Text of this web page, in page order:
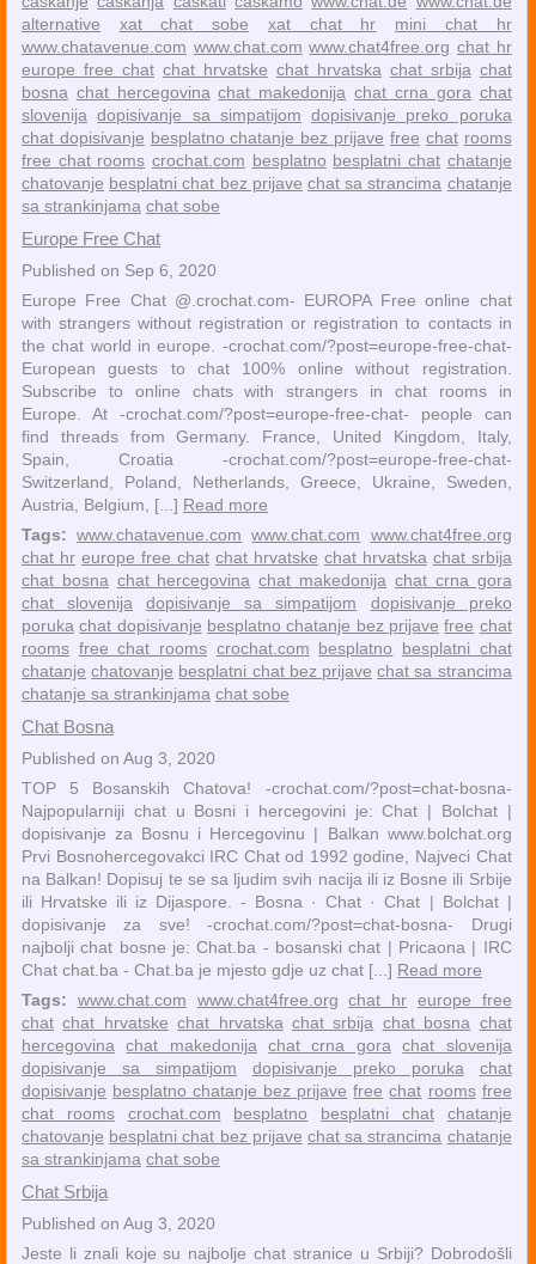
alternative
xat chat sobe xat chat hr
mini chat hr
www.chatavenue.com www.chat.com www.chat4free.org chat hr
europe free chat chat hrvatske chat hrvatska chat srbija chat
bosna chat hercegovina chat makedonija chat crna gora chat
slovenija dopisivanje sa simpatijom dopisivanje preko poruka
chat dopisivanje besplatno chatanje bez prijave free chat rooms
free chat rooms crochat.com besplatno besplatni chat chatanje
chatovanje besplatni chat bez prijave chat sa strancima chatanje
sa strankinjama chat sobe
Europe Free Chat
Published on Sep 6, 2020
Europe Free Chat @.crochat.com- EUROPA Free online chat
with strangers without registration or registration to contacts in
the chat world in europe. -crochat.com/?post=europe-free-chat-
European guests to chat 100% online without registration.
Subscribe to online chats with strangers in chat rooms in
Europe. At -crochat.com/?post=europe-free-chat- people can
find threads from Germany. France, United Kingdom, Italy,
Spain, Croatia -crochat.com/?post=europe-free-chat-
Switzerland, Poland, Netherlands, Greece, Ukraine, Sweden,
Austria, Belgium, [...] Read more
Tags: www.chatavenue.com www.chat.com
www.chat4free.org
chat hr europe free chat chat hrvatske chat hrvatska chat srbija
chat bosna chat hercegovina chat makedonija chat crna gora
chat slovenija
dopisivanje sa simpatijom
dopisivanje preko
poruka chat dopisivanje besplatno chatanje bez prijave free chat
rooms free chat rooms crochat.com besplatno
besplatni chat
chatanje chatovanje besplatni chat bez prijave chat sa strancima
chatanje sa strankinjama chat sobe
Chat Bosna
Published on Aug 3, 2020
TOP 5 Bosanskih Chatova! -crochat.com/?post=chat-bosna-
Najpopularniji chat u Bosni i hercegovini je: Chat | Bolchat |
dopisivanje za Bosnu i Hercegovinu | Balkan www.bolchat.org
Prvi Bosnohercegovakci IRC Chat od 1992 godine, Najveci Chat
na Balkan! Dopisuj te se sa ljudim svih nacija ili iz Bosne ili Srbije
ili Hrvatske ili iz Dijaspore. - Bosna · ‎Chat · ‎Chat | Bolchat |
dopisivanje za sve! -crochat.com/?post=chat-bosna- Drugi
najbolji chat bosne je: Chat.ba - bosanski chat | Pricaona | IRC
Chat chat.ba - Chat.ba je mjesto gdje uz chat [...] Read more
Tags:
www.chat.com www.chat4free.org chat hr europe free
chat chat hrvatske chat hrvatska chat srbija chat bosna chat
hercegovina
chat makedonija chat crna gora
chat slovenija
dopisivanje sa simpatijom
dopisivanje preko poruka
chat
dopisivanje besplatno chatanje bez prijave free chat rooms free
chat rooms
crochat.com besplatno besplatni chat
chatanje
chatovanje besplatni chat bez prijave chat sa strancima chatanje
sa strankinjama chat sobe
Chat Srbija
Published on Aug 3, 2020
Jeste li znali koje su najbolje chat stranice u Srbiji? Dobrodošli